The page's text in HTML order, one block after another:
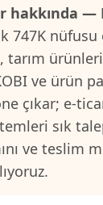
hakkında —
747K
tarım
ve ürün
çıkar; e-
sık
ve teslim